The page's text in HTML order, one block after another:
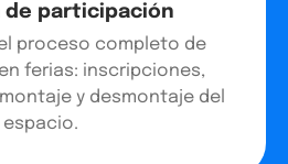
de participación
proceso completo de
ferias: inscripciones,
y desmontaje del
espacio.